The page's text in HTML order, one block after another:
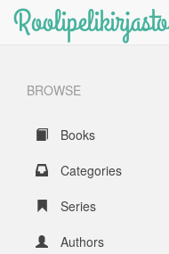
Roolipelikirjasto
BROWSE
Books
Categories
Series
Authors